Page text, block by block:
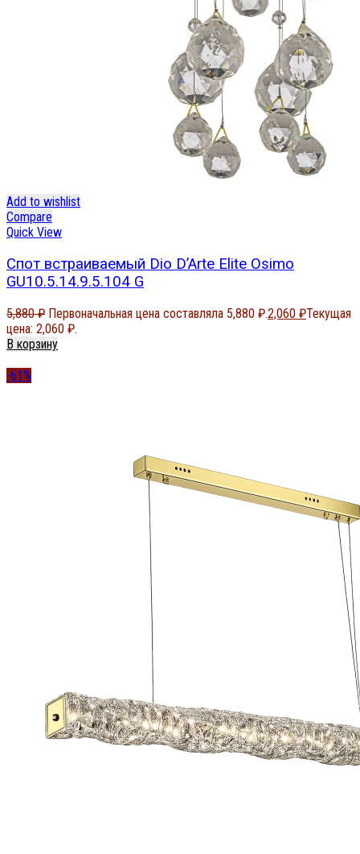
Add to wishlist
Compare
Quick View
Спот встраиваемый Dio D’Arte Elite Osimo
GU10.5.14.9.5.104 G
5,880₽ Первоначальная цена составляла 5,880 ₽.2,060 ₽Текущая
цена: 2,060 ₽.
В корзину
-61%